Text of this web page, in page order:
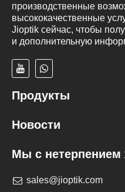
производственные
высококачественные
Jioptik сейчас, чтобы
и дополнительную
Продукты
Новости
Мы с нетерпением
sales@jioptik.com